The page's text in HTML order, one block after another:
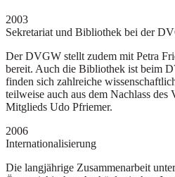
2003
Sekretariat und Bibliothek bei der
Der DVGW stellt zudem mit Petra
bereit. Auch die Bibliothek ist beim
finden sich zahlreiche
teilweise auch aus dem Nachlass des
Mitglieds Udo Pfriemer.
2006
Internationalisierung
Die langjährige Zusammenarbeit